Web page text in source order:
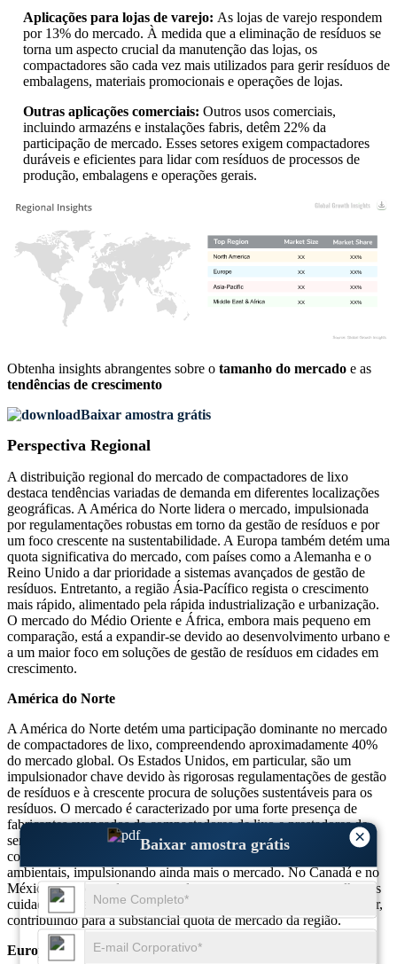
×
Baixar amostra grátis
Aplicações para lojas de varejo: As lojas de varejo respondem
por 13% do mercado. À medida que a eliminação de resíduos se
torna um aspecto crucial da manutenção das lojas, os
compactadores são cada vez mais utilizados para gerir resíduos de
embalagens, materiais promocionais e operações de lojas.
Outras aplicações comerciais: Outros usos comerciais,
incluindo armazéns e instalações fabris, detêm 22% da
participação de mercado. Esses setores exigem compactadores
duráveis ​​e eficientes para lidar com resíduos de processos de
produção, embalagens e operações gerais.
XX%
XX
XX%
XX
XX%
XX
XX%
XX
Obtenha insights abrangentes sobre o tamanho do mercado e as
tendências de crescimento
Baixar amostra grátis
Perspectiva Regional
A distribuição regional do mercado de compactadores de lixo
destaca tendências variadas de demanda em diferentes localizações
geográficas. A América do Norte lidera o mercado, impulsionada
por regulamentações robustas em torno da gestão de resíduos e por
um foco crescente na sustentabilidade. A Europa também detém uma
quota significativa do mercado, com países como a Alemanha e o
Reino Unido a dar prioridade a sistemas avançados de gestão de
resíduos. Entretanto, a região Ásia-Pacífico regista o crescimento
mais rápido, alimentado pela rápida industrialização e urbanização.
O mercado do Médio Oriente e África, embora mais pequeno em
comparação, está a expandir-se devido ao desenvolvimento urbano e
a um maior foco em soluções de gestão de resíduos em cidades em
crescimento.
América do Norte
A América do Norte detém uma participação dominante no mercado
de compactadores de lixo, compreendendo aproximadamente 40%
do mercado global. Os Estados Unidos, em particular, são um
impulsionador chave devido às rigorosas regulamentações de gestão
de resíduos e à crescente procura de soluções sustentáveis ​​para os
resíduos. O mercado é caracterizado por uma forte presença de
fabricantes avançados de compactadores de lixo e prestadores de
serviços. Muitas empresas dos EUA estão atualizando para
compactadores ecológicos que aderem às regulamentações
ambientais, impulsionando ainda mais o mercado. No Canadá e no
México, a procura de compactadores em setores como o retalho, os
cuidados de saúde e as aplicações industriais também está a crescer,
contribuindo para a substancial quota de mercado da região.
Europa